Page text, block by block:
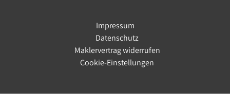
explodieren - was tun?
Wieso sind die Energiepreise schon vor dem
Ukrainekrieg angestiegen und wann werden sie
wieder runtergehen?
Impressum
Datenschutz
Maklervertrag widerrufen
Cookie-Einstellungen